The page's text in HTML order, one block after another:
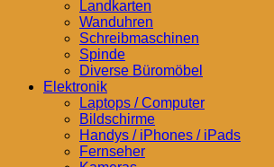
Landkarten
Wanduhren
Schreibmaschinen
Spinde
Diverse Büromöbel
Elektronik
Laptops / Computer
Bildschirme
Handys / iPhones / iPads
Fernseher